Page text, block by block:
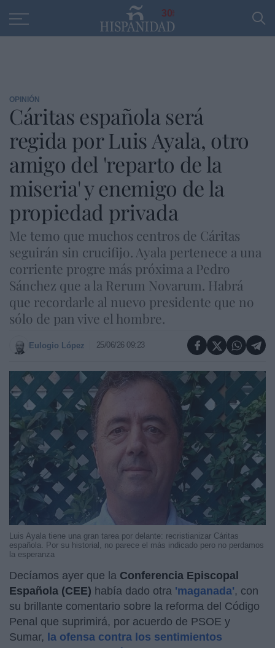
30
OPINIÓN
Cáritas española será
regida por Luis Ayala, otro
amigo del 'reparto de la
miseria' y enemigo de la
propiedad privada
Me temo que muchos centros de Cáritas
seguirán sin crucifijo. Ayala pertenece a una
corriente progre más próxima a Pedro
Sánchez que a la Rerum Novarum. Habrá
que recordarle al nuevo presidente que no
sólo de pan vive el hombre.
Eulogio López 25/06/26 09:23
Luis Ayala tiene una gran tarea por delante: recristianizar Cáritas
española. Por su historial, no parece el más indicado pero no perdamos
la esperanza
Decíamos ayer que la Conferencia Episcopal
Española (CEE) había dado otra 'maganada', con
su brillante comentario sobre la reforma del Código
Penal que suprimirá, por acuerdo de PSOE y
Sumar, la ofensa contra los sentimientos